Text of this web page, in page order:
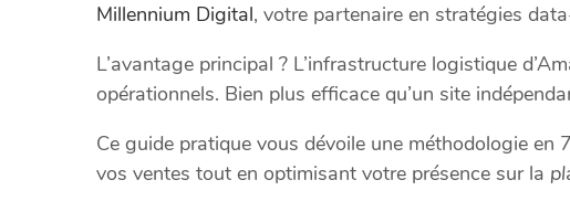
Millennium Digital, votre partenaire en stratégies
L’avantage principal ? L’infrastructure logistique
opérationnels. Bien plus efficace qu’un site
Ce guide pratique vous dévoile une méthodologie en
vos ventes tout en optimisant votre présence sur la